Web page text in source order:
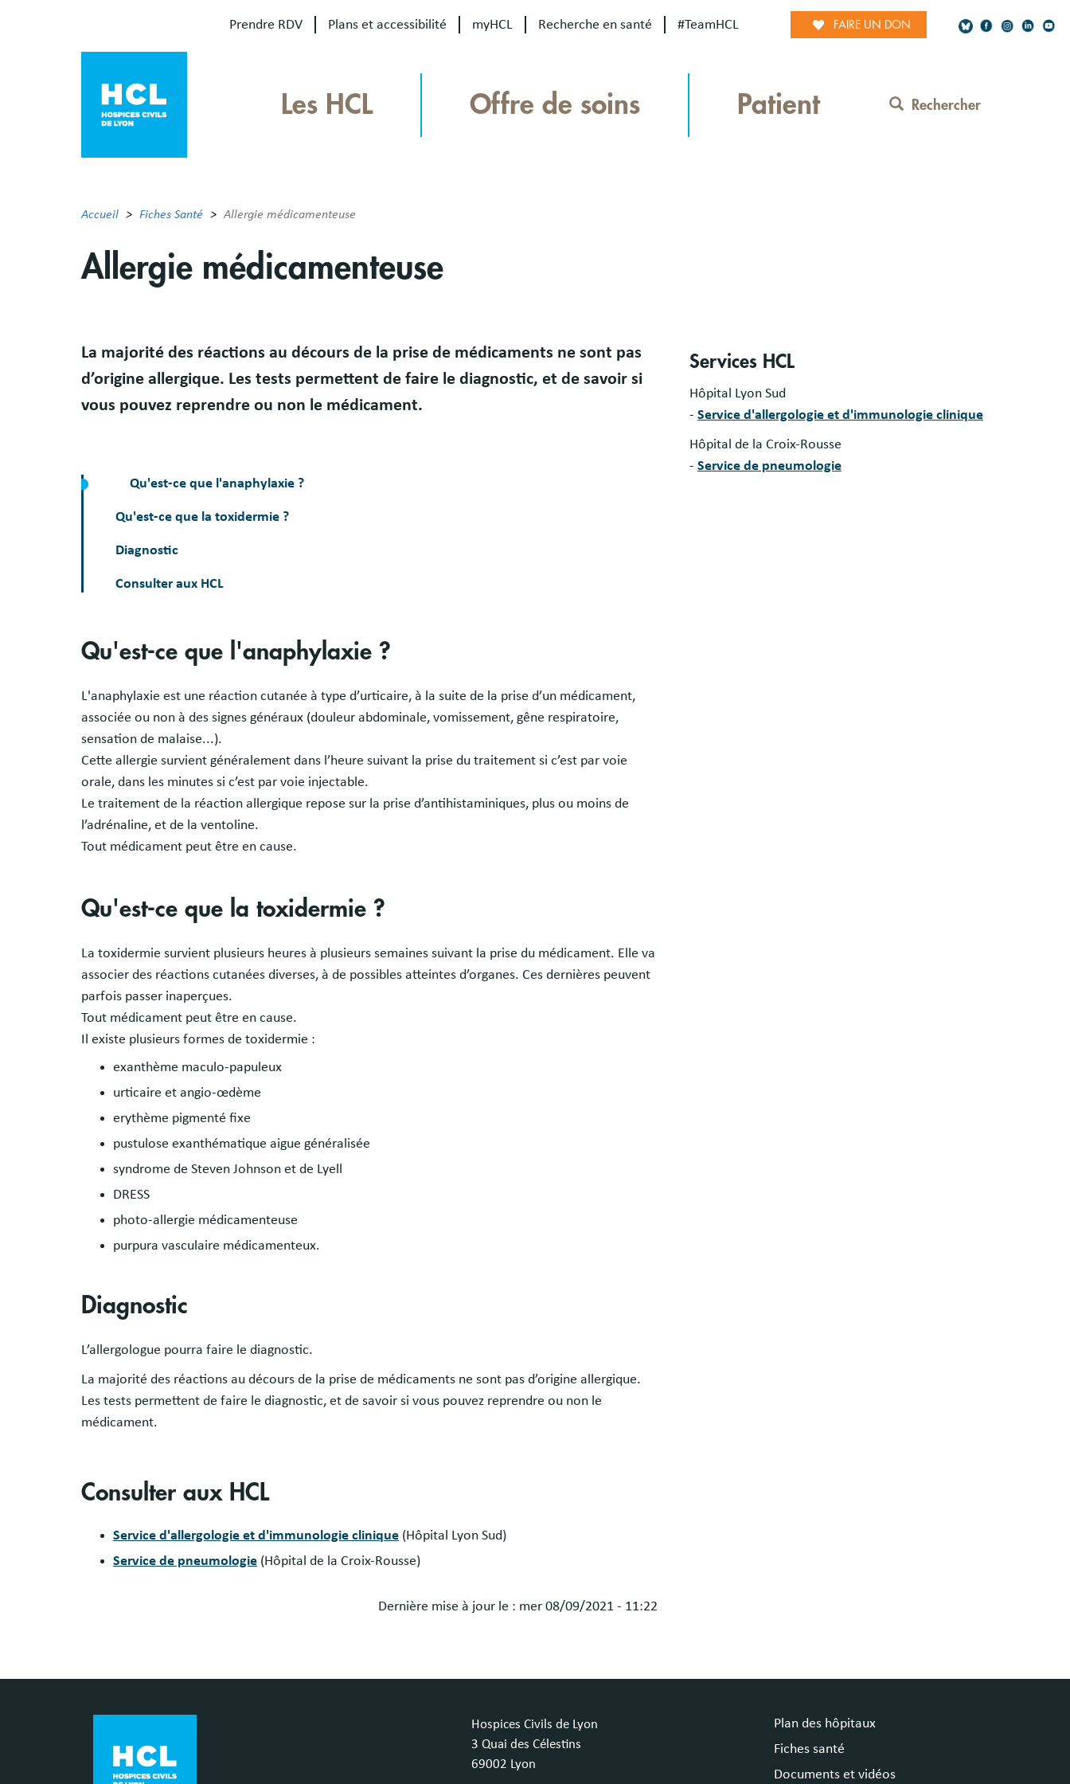
Prendre RDV Plans et accessibilité myHCL Recherche en santé #TeamHCL FAIRE UN DON
Network
Les HCL Offre de soins Patient Rechercher
Accueil Fiches Santé Allergie médicamenteuse
Allergie médicamenteuse
Résumé
La majorité des réactions au décours de la prise de médicaments ne sont pas
d’origine allergique. Les tests permettent de faire le diagnostic, et de savoir si
vous pouvez reprendre ou non le médicament.
Qu'est-ce que l'anaphylaxie ?
Qu'est-ce que la toxidermie ?
Diagnostic
Consulter aux HCL
Qu'est-ce que l'anaphylaxie ?
L'anaphylaxie est une réaction cutanée à type d’urticaire, à la suite de la prise d’un médicament,
associée ou non à des signes généraux (douleur abdominale, vomissement, gêne respiratoire,
sensation de malaise...).
Cette allergie survient généralement dans l’heure suivant la prise du traitement si c’est par voie
orale, dans les minutes si c’est par voie injectable.
Le traitement de la réaction allergique repose sur la prise d’antihistaminiques, plus ou moins de
l’adrénaline, et de la ventoline.
Tout médicament peut être en cause.
Qu'est-ce que la toxidermie ?
La toxidermie survient plusieurs heures à plusieurs semaines suivant la prise du médicament. Elle va
associer des réactions cutanées diverses, à de possibles atteintes d’organes. Ces dernières peuvent
parfois passer inaperçues.
Tout médicament peut être en cause.
Il existe plusieurs formes de toxidermie :
exanthème maculo-papuleux
urticaire et angio-œdème
erythème pigmenté fixe
pustulose exanthématique aigue généralisée
syndrome de Steven Johnson et de Lyell
DRESS
photo-allergie médicamenteuse
purpura vasculaire médicamenteux.
Diagnostic
L’allergologue pourra faire le diagnostic.
La majorité des réactions au décours de la prise de médicaments ne sont pas d’origine allergique.
Les tests permettent de faire le diagnostic, et de savoir si vous pouvez reprendre ou non le
médicament.
Consulter aux HCL
Service d'allergologie et d'immunologie clinique (Hôpital Lyon Sud)
Service de pneumologie (Hôpital de la Croix-Rousse)
Dernière mise à jour le : mer 08/09/2021 - 11:22
Services HCL
Hôpital Lyon Sud
- Service d'allergologie et d'immunologie clinique
Hôpital de la Croix-Rousse
- Service de pneumologie
Hospices Civils de Lyon
3 Quai des Célestins
69002 Lyon
Plan des hôpitaux
Fiches santé
Documents et vidéos